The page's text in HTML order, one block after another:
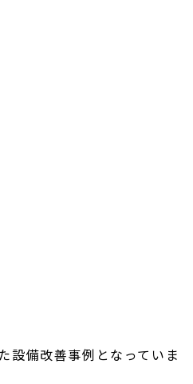
設備改善事例となっていま